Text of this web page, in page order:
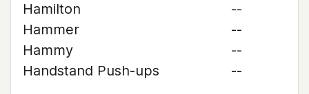
Hamilton
--
Hammer
--
Hammy
--
Handstand Push-ups
--